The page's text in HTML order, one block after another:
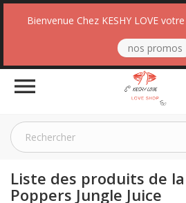
Bienvenue Chez KESHY LOVE
nos promos

Liste des produits de
Poppers Jungle Juice